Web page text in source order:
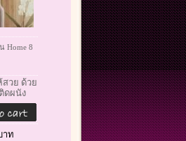
Home 8
สวย ด้วย
ดผนัง
าท